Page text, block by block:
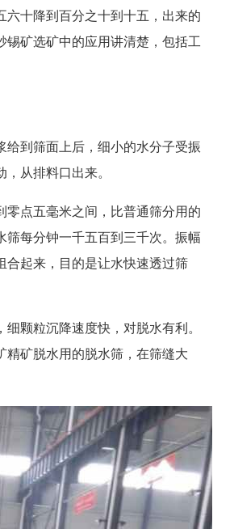
六十降到百分之十到十五，出来的
矿选矿中的应用讲清楚，包括工
给到筛面上后，细小的水分子受振
从排料口出来。
零点五毫米之间，比普通筛分用的
每分钟一千五百到三千次。振幅
合起来，目的是让水快速透过筛
颗粒沉降速度快，对脱水有利。
精矿脱水用的脱水筛，在筛缝大